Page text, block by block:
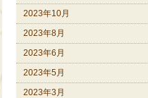
2023年10月
2023年8月
2023年6月
2023年5月
2023年3月